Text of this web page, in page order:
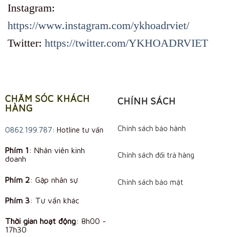
Instagram:
https://www.instagram.com/ykhoadrviet/
Twitter: https://twitter.com/YKHOADRVIET
CHĂM SÓC KHÁCH
HÀNG
0862.199.787: Hotline tư vấn
Phím 1: Nhân viên kinh
doanh
Phím 2: Gặp nhân sự
Phím 3: Tư vấn khác
Thời gian hoạt động: 8h00 -
17h30
CHÍNH SÁCH
Chính sách bảo hành
Chính sách đổi trả hàng
Chính sách bảo mật